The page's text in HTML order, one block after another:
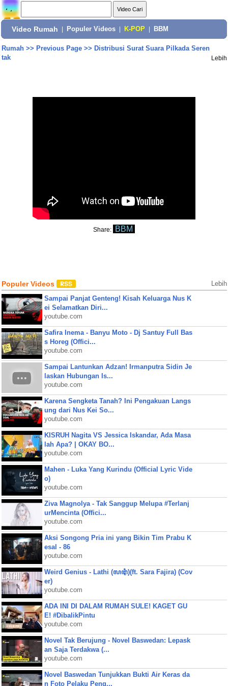
Video Rumah Populer Videos K-POP BBM
Rumah>> Previous Page>> Distribusi Surat Suara Pilkada Seren
tak
Lebih
Share: BBM
Populer Videos Lebih
Sampai Panjat Genteng! Kisah Keluarga Nus K
ei Selamatkan Diri...
youtube.com
Safira Inema - Banyu Moto - Dj Santuy Full Bas
s Horeg (Offici...
youtube.com
Sampai Lantunkan Adzan! Irmanputra Sidin Je
laskan Hubungan Is...
youtube.com
Karena Sengketa Tanah? Ini Pengakuan Langs
ung dari Nus Kei So...
youtube.com
KISRUH Nagita VS Jessica Iskandar, Ada Masa
lah Apa? | OKAY BO...
youtube.com
Mahen - Luka Yang Kurindu (Official Lyric Vide
o)
youtube.com
Ziva Magnolya - Tak Sanggup Melupa #Terlanj
urMencinta (Offici...
youtube.com
Aksi Songong Pria ini yang Bikin Tim Prabu K
esal - 86
youtube.com
Weird Genius - Lathi (ꦭꦛꦶ)(ft. Sara Fajira) (Cov
er)
youtube.com
ADA INI DI DALAM RUMAH SULE! KAGET GU
E! #DibalikPintu
youtube.com
Novel Tak Berujung - Novel Baswedan: Lepask
an Saja Terdakwa (...
youtube.com
Novel Baswedan Tunjukkan Bukti Air Keras da
n Foto Pelaku Peng...